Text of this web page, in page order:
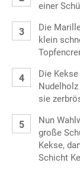
einer
Die
klein
Die
sie
Nun
große
Kekse,
Schicht